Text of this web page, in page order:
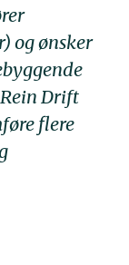
og ønsker
Drift
flere